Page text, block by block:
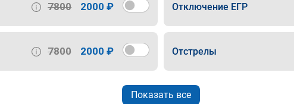
7800 2000 ₽ Отключение ЕГР
7800 2000 ₽ Отстрелы
Показать все